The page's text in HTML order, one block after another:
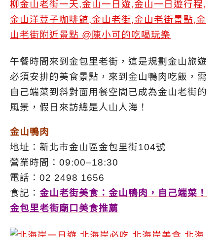
午餐時間來到金包里老街，這是規劃金山旅遊
必須安排的美食景點，來到金山鴨肉吃飯，需
自己端菜到斜對面用餐空間已成為金山老街的
風景，假日來訪總是人山人海！
金山鴨肉
地址：新北市金山區金包里街104號
營業時間：09:00–18:30
電話：02 2498 1656
食記： 金山老街美食：金山鴨肉，自己端菜！
金包里老街廟口美食推薦